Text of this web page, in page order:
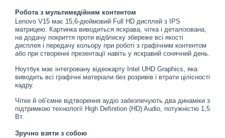
Робота з мультимедійним контентом
Lenovo V15 має 15,6-дюймовий Full HD дисплей з IPS
матрицею. Картинка виводиться яскрава, чітка і деталізована,
на додачу покриття проти відблиску збереже всі якості
дисплея і передачу кольору при роботі з графічним контентом
або при створенні презентації навіть у яскравий сонячний день.
Ноутбук має інтегровану відеокарту Intel UHD Graphics, яка
виводить всі графічні матеріали без розривів і втрати цілісності
кадру.
Чітке й об’ємне відтворення аудіо забезпечують два динаміки з
підтримкою технології High Definition (HD) Audio, потужністю 1,5
Вт.
Зручно взяти з собою